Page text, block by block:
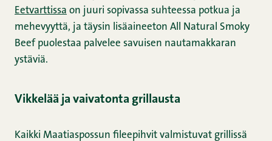
Eetvarttissa on juuri sopivassa suhteessa potkua ja
mehevyyttä, ja täysin lisäaineeton All Natural Smoky
Beef puolestaa palvelee savuisen nautamakkaran
ystäviä.
Vikkelää ja vaivatonta grillausta
Kaikki Maatiaspossun fileepihvit valmistuvat grillissä